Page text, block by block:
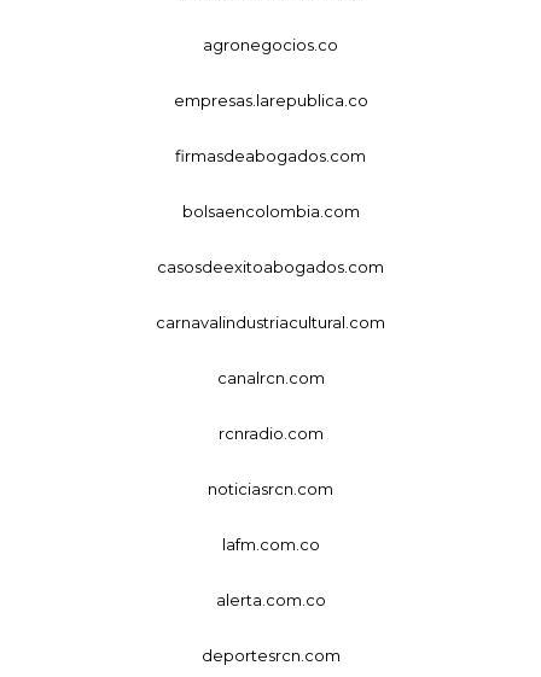
agronegocios.co
empresas.larepublica.co
firmasdeabogados.com
bolsaencolombia.com
casosdeexitoabogados.com
carnavalindustriacultural.com
canalrcn.com
rcnradio.com
noticiasrcn.com
lafm.com.co
alerta.com.co
deportesrcn.com